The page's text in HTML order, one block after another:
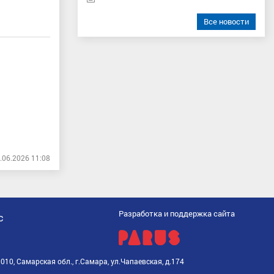
11:08
Все новости
Разработка и поддержка сайта
Самарская обл., г.Самара, ул.Чапаевская, д.174